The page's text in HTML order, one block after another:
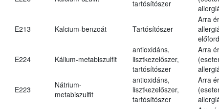
tartósítószer
E213 Kalcium-benzoát Tartósítószer
Arra
E224 Kálium-metabiszulfit
antioxidáns,
lisztkezelőszer,
tartósítószer
Arra
E223
Nátrium-
metabiszulfit
antioxidáns,
lisztkezelőszer,
tartósítószer
Arra